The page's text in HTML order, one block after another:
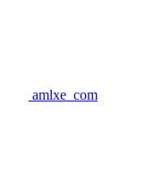
amlxe_com